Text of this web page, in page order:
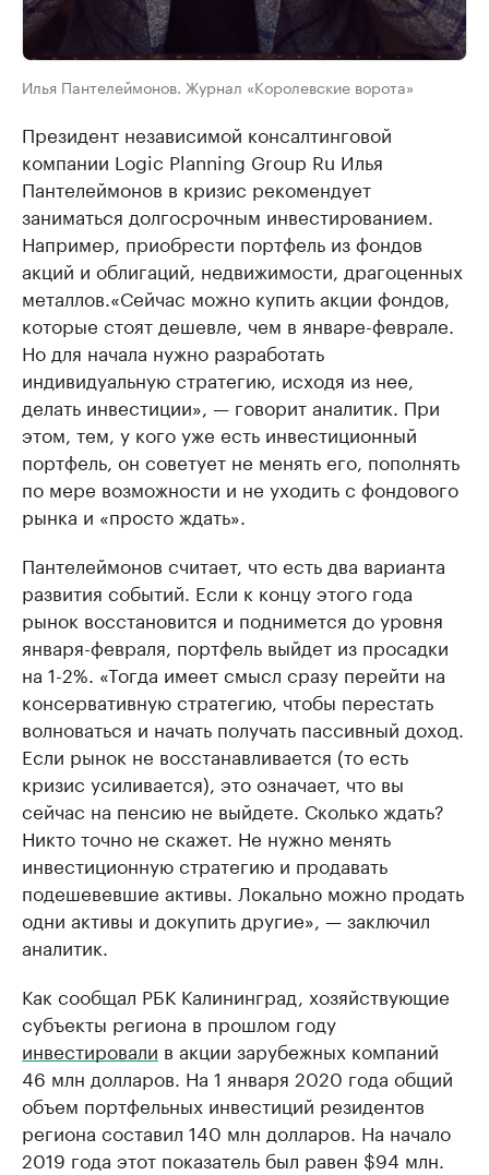
Илья Пантелеймонов. Журнал «Королевские ворота»
Президент независимой консалтинговой
компании Logic Planning Group Ru Илья
Пантелеймонов в кризис рекомендует
заниматься долгосрочным инвестированием.
Например, приобрести портфель из фондов
акций и облигаций, недвижимости, драгоценных
металлов.«Сейчас можно купить акции фондов,
которые стоят дешевле, чем в январе-феврале.
Но для начала нужно разработать
индивидуальную стратегию, исходя из нее,
делать инвестиции», — говорит аналитик. При
этом, тем, у кого уже есть инвестиционный
портфель, он советует не менять его, пополнять
по мере возможности и не уходить с фондового
рынка и «просто ждать».
Пантелеймонов считает, что есть два варианта
развития событий. Если к концу этого года
рынок восстановится и поднимется до уровня
января-февраля, портфель выйдет из просадки
на 1-2%. «Тогда имеет смысл сразу перейти на
консервативную стратегию, чтобы перестать
волноваться и начать получать пассивный доход.
Если рынок не восстанавливается (то есть
кризис усиливается), это означает, что вы
сейчас на пенсию не выйдете. Сколько ждать?
Никто точно не скажет. Не нужно менять
инвестиционную стратегию и продавать
подешевевшие активы. Локально можно продать
одни активы и докупить другие», — заключил
аналитик.
Как сообщал РБК Калининград, хозяйствующие
субъекты региона в прошлом году
инвестировали в акции зарубежных компаний
46 млн долларов. На 1 января 2020 года общий
объем портфельных инвестиций резидентов
региона составил 140 млн долларов. На начало
2019 года этот показатель был равен $94 млн.